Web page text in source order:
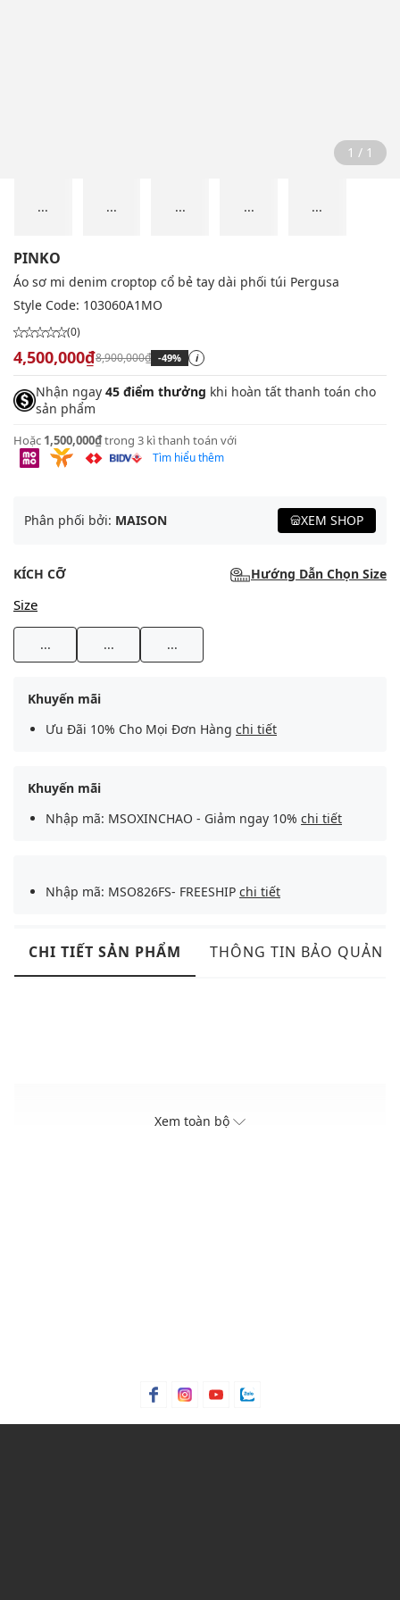
1 / 1
... ... ... ... ...
PINKO
Áo sơ mi denim croptop cổ bẻ tay dài phối túi Pergusa
Style Code: 103060A1MO
(0)
4,500,000₫8,900,000₫ -49% i
Nhận ngay 45 điểm thưởng khi hoàn tất thanh toán cho
sản phẩm
Hoặc 1,500,000₫trong 3 kì thanh toán với
Tìm hiểu thêm
Phân phối bởi: MAISON XEM SHOP
KÍCH CỠ Hướng Dẫn Chọn Size
Size
... ... ...
Khuyến mãi
Ưu Đãi 10% Cho Mọi Đơn Hàng chi tiết
Khuyến mãi
Nhập mã: MSOXINCHAO - Giảm ngay 10% chi tiết
Nhập mã: MSO826FS- FREESHIP chi tiết
CHI TIẾT SẢN PHẨM THÔNG TIN BẢO QUẢN
Xem toàn bộ